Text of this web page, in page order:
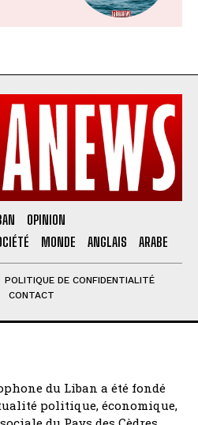
OPINION
MONDE ANGLAIS ARABE
POLITIQUE DE CONFIDENTIALITÉ
CONTACT
du Liban a été fondé
politique, économique,